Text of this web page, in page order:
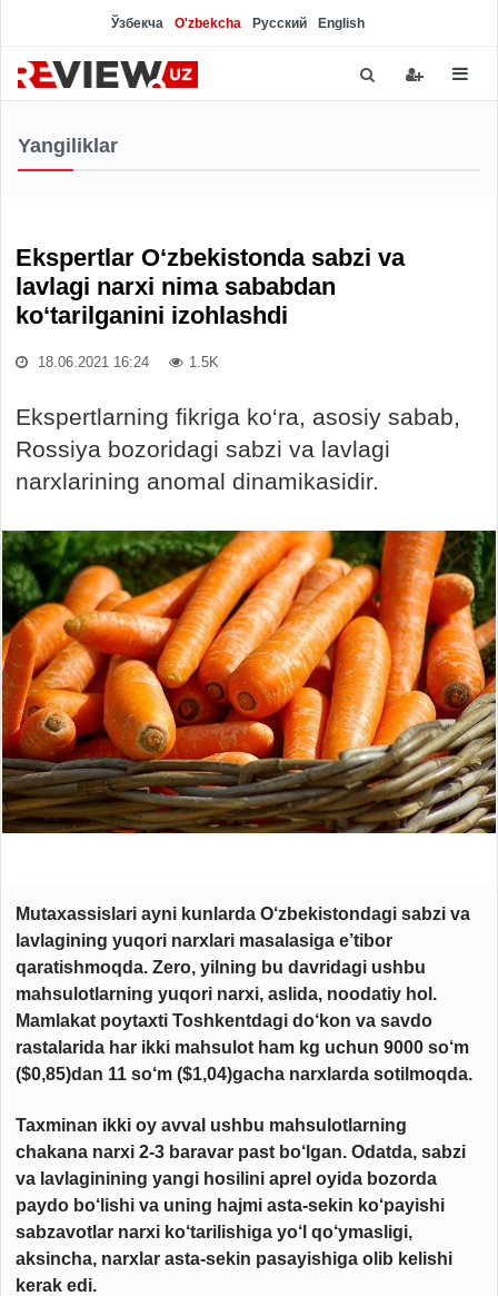
Ўзбекча O'zbekcha Русский English
Yangiliklar
Ekspertlar O‘zbekistonda sabzi va
lavlagi narxi nima sababdan
ko‘tarilganini izohlashdi
18.06.2021 16:24 1.5K
Ekspertlarning fikriga ko‘ra, asosiy sabab,
Rossiya bozoridagi sabzi va lavlagi
narxlarining anomal dinamikasidir.
Mutaxassislari ayni kunlarda O‘zbekistondagi sabzi va
lavlagining yuqori narxlari masalasiga e’tibor
qaratishmoqda. Zero, yilning bu davridagi ushbu
mahsulotlarning yuqori narxi, aslida, noodatiy hol.
Mamlakat poytaxti Toshkentdagi do‘kon va savdo
rastalarida har ikki mahsulot ham kg uchun 9000 so‘m
($0,85)dan 11 so‘m ($1,04)gacha narxlarda sotilmoqda.
Taxminan ikki oy avval ushbu mahsulotlarning
chakana narxi 2-3 baravar past bo‘lgan. Odatda, sabzi
va lavlaginining yangi hosilini aprel oyida bozorda
paydo bo‘lishi va uning hajmi asta-sekin ko‘payishi
sabzavotlar narxi ko‘tarilishiga yo‘l qo‘ymasligi,
aksincha, narxlar asta-sekin pasayishiga olib kelishi
kerak edi.